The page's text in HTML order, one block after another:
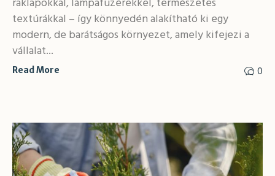
textúrákkal – így könnyedén alakítható ki egy
modern, de barátságos környezet, amely kifejezi a
vállalat...
0
Read More